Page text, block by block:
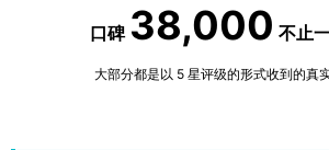
口碑 38,000 不止
大部分都是以 5 星评级的形式收到的真